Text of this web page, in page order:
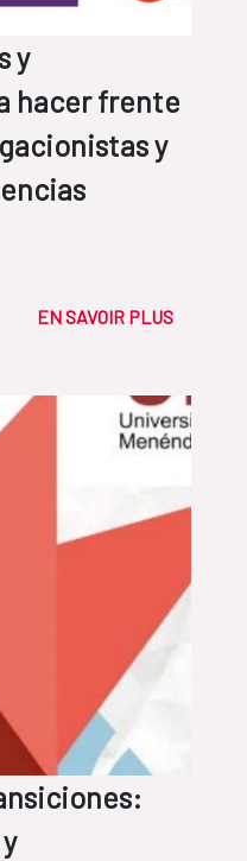
y
hacer frente
y
EN SAVOIR PLUS